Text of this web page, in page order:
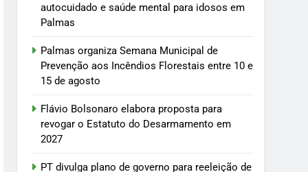
autocuidado e saúde mental para idosos em
Palmas
Palmas organiza Semana Municipal de
Prevenção aos Incêndios Florestais entre 10 e
15 de agosto
Flávio Bolsonaro elabora proposta para
revogar o Estatuto do Desarmamento em
2027
PT divulga plano de governo para reeleição de